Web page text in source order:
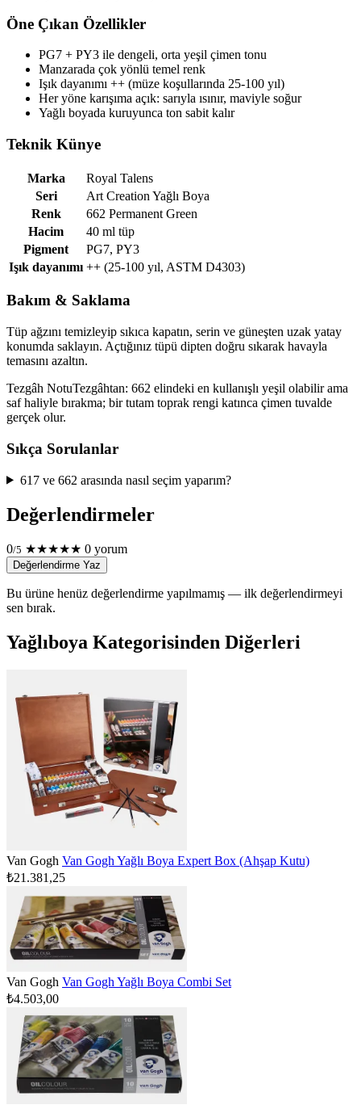
Öne Çıkan Özellikler
PG7 + PY3 ile dengeli, orta yeşil çimen tonu
Manzarada çok yönlü temel renk
Işık dayanımı ++ (müze koşullarında 25-100 yıl)
Her yöne karışıma açık: sarıyla ısınır, maviyle soğur
Yağlı boyada kuruyunca ton sabit kalır
Teknik Künye
Marka
Royal Talens
Seri
Art Creation Yağlı Boya
Renk
662 Permanent Green
Hacim
40 ml tüp
Pigment
PG7, PY3
Işık dayanımı ++ (25-100 yıl, ASTM D4303)
Bakım & Saklama
Tüp ağzını temizleyip sıkıca kapatın, serin ve güneşten uzak yatay
konumda saklayın. Açtığınız tüpü dipten doğru sıkarak havayla
temasını azaltın.
Tezgâh NotuTezgâhtan: 662 elindeki en kullanışlı yeşil olabilir ama
saf haliyle bırakma; bir tutam toprak rengi katınca çimen tuvalde
gerçek olur.
Sıkça Sorulanlar
617 ve 662 arasında nasıl seçim yaparım?
Değerlendirmeler
0/5 ★★★★★ 0 yorum
Değerlendirme Yaz
Bu ürüne henüz değerlendirme yapılmamış — ilk değerlendirmeyi
sen bırak.
Yağlıboya Kategorisinden Diğerleri
Van Gogh Van Gogh Yağlı Boya Expert Box (Ahşap Kutu)
₺21.381,25
Van Gogh Van Gogh Yağlı Boya Combi Set
₺4.503,00